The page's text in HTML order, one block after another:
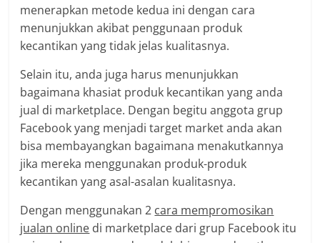
menerapkan metode kedua ini dengan cara
menunjukkan akibat penggunaan produk
kecantikan yang tidak jelas kualitasnya.
Selain itu, anda juga harus menunjukkan
bagaimana khasiat produk kecantikan yang anda
jual di marketplace. Dengan begitu anggota grup
Facebook yang menjadi target market anda akan
bisa membayangkan bagaimana menakutkannya
jika mereka menggunakan produk-produk
kecantikan yang asal-asalan kualitasnya.
Dengan menggunakan 2 cara mempromosikan
jualan online di marketplace dari grup Facebook itu